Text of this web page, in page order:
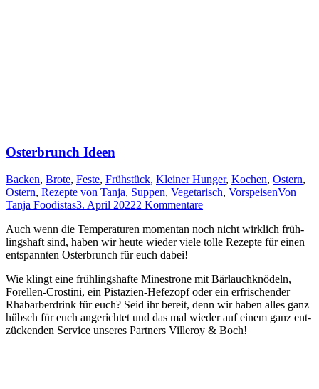
Osterbrunch Ideen
Backen, Brote, Feste, Frühstück, Kleiner Hunger, Kochen, Ostern,
Ostern, Rezepte von Tanja, Suppen, Vegetarisch, VorspeisenVon
Tanja Foodistas3. April 20222 Kommentare
Auch wenn die Tem­pe­ra­tu­ren momen­tan noch nicht wirk­lich früh­
lings­haft sind, haben wir heu­te wie­der vie­le tol­le Rezep­te für einen
ent­spann­ten Oster­brunch für euch dabei!
Wie klingt eine früh­lings­haf­te Mine­stro­ne mit Bär­lauch­knö­deln,
Forel­len-Crosti­ni, ein Pis­ta­zi­en-Hefe­zopf oder ein erfri­schen­der
Rha­bar­ber­drink für euch? Seid ihr bereit, denn wir haben alles ganz
hübsch für euch ange­rich­tet und das mal wie­der auf einem ganz ent­
zü­cken­den Ser­vice unse­res Part­ners Vil­leroy & Boch!